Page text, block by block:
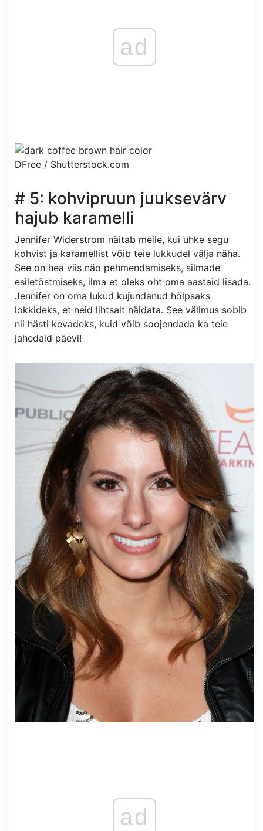
ad
DFree / Shutterstock.com
# 5: kohvipruun juuksevärv
hajub karamelli
Jennifer Widerstrom näitab meile, kui uhke segu
kohvist ja karamellist võib teie lukkudel välja näha.
See on hea viis näo pehmendamiseks, silmade
esiletõstmiseks, ilma et oleks oht oma aastaid lisada.
Jennifer on oma lukud kujundanud hõlpsaks
lokkideks, et neid lihtsalt näidata. See välimus sobib
nii hästi kevadeks, kuid võib soojendada ka teie
jahedaid päevi!
ad